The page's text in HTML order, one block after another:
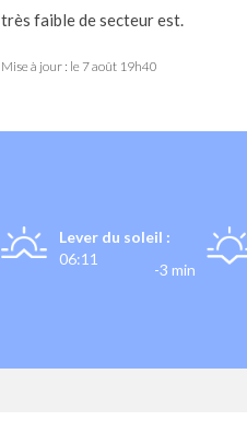
très faible de secteur est.
Mise à jour : le 7 août 19h40
Lever du soleil :
06:11
-3 min